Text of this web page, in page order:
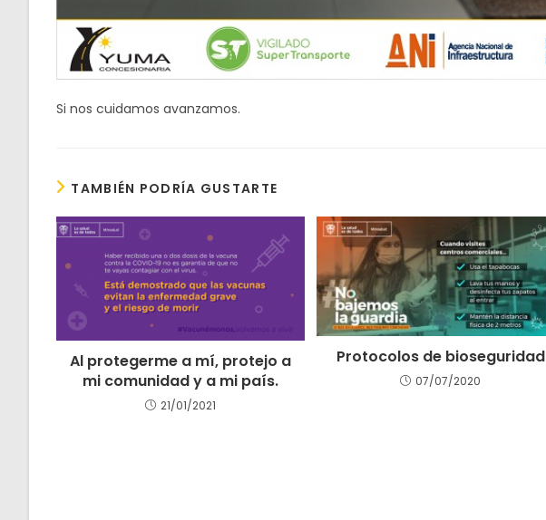
Si nos cuidamos avanzamos.
TAMBIÉN PODRÍA GUSTARTE
Al protegerme a mí, protejo a
mi comunidad y a mi país.
21/01/2021
Protocolos de bioseguridad
07/07/2020